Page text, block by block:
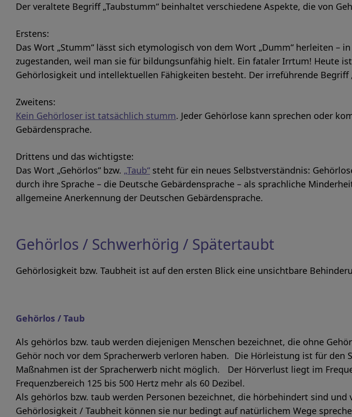
Der veraltete Begriff „Taubstumm“ beinhaltet verschiedene Aspekte, die von
Erstens:
Das Wort „Stumm“ lässt sich etymologisch von dem Wort „Dumm“ herleiten –
zugestanden, weil man sie für bildungsunfähig hielt. Ein fataler Irrtum! Heute
Gehörlosigkeit und intellektuellen Fähigkeiten besteht. Der irreführende Begriff
Zweitens:
Kein Gehörloser ist tatsächlich stumm. Jeder Gehörlose kann sprechen oder
Gebärdensprache.
Drittens und das wichtigste:
Das Wort „Gehörlos“ bzw. „Taub“ steht für ein neues Selbstverständnis:
durch ihre Sprache – die Deutsche Gebärdensprache – als sprachliche
allgemeine Anerkennung der Deutschen Gebärdensprache.
Gehörlos / Schwerhörig / Spätertaubt
Gehörlosigkeit bzw. Taubheit ist auf den ersten Blick eine unsichtbare
Gehörlos / Taub
Als gehörlos bzw. taub werden diejenigen Menschen bezeichnet, die ohne
Gehör noch vor dem Spracherwerb verloren haben. Die Hörleistung ist für
Maßnahmen ist der Spracherwerb nicht möglich. Der Hörverlust liegt im
Frequenzbereich 125 bis 500 Hertz mehr als 60 Dezibel.
Als gehörlos bzw. taub werden Personen bezeichnet, die hörbehindert sind
Gehörlosigkeit / Taubheit können sie nur bedingt auf natürlichem Wege